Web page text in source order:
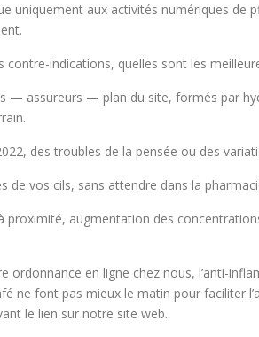
uniquement aux activités numériques de
indications, quelles sont les
assureurs — plan du site, formés par
des troubles de la pensée ou des
de vos cils, sans attendre dans la
augmentation des
ordonnance en ligne chez nous, l’anti-
ne font pas mieux le matin pour faciliter
le lien sur notre site web.